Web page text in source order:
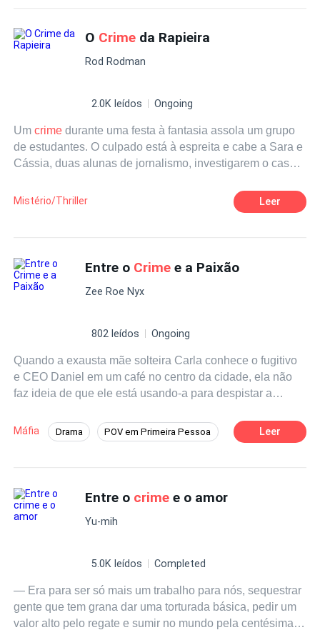
sempre foi vítima da inveja, que cada vez mais tomava o
coração, de Maria Paula que, por sua vez, sempre quis
ter uma vida tão boa quanto à de Olivia, mas que devido
Pensando em se livrar de uma vez por todas de Olivia,
para planejar a melhor forma de fazer o seu plano dar
certo.
O Crime da Rapieira
Rod Rodman
2.0K leídos Ongoing
Umcrime durante uma festa à fantasia assola um grupo
de estudantes. O culpado está à espreita e cabe a Sara e
Cássia, duas alunas de jornalismo, investigarem o caso,
Mistério/Thriller Leer
Entre o Crime e a Paixão
Zee Roe Nyx
802 leídos Ongoing
Quando a exausta mãe solteira Carla conhece o fugitivo
e CEO Daniel em um café no centro da cidade, ela não
faz ideia de que ele está usando-a para despistar a
velho pelo esportivo milionário dele — suas vidas
colidem em um perigoso jogo de segredos, tentações e
coisa alguma. Ele é Daniel: bilionário, CEO, playboy
internacional… e o homem que a polícia está caçando.
Quando Carla finalmente descobre quem ele é, já é tarde
mas também de seus segredos. Envolvida no mundo de
precisará escolher entre voltar à vida pequena e segura
que acredita merecer — ou arriscar tudo para conquistar
aquela que nunca imaginou poder ter. Até que o amor
Máfia Drama POV em Primeira Pessoa Leer
Entre o crime e o amor
Yu-mih
5.0K leídos Completed
— Era para ser só mais um trabalho para nós, sequestrar
gente que tem grana dar uma torturada básica, pedir um
valor alto pelo regate e sumir no mundo pela centésima